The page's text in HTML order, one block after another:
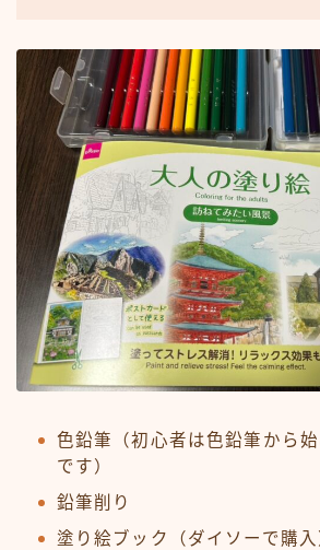
色鉛筆（初心者は色鉛筆から
です）
鉛筆削り
塗り絵ブック（ダイソーで購入